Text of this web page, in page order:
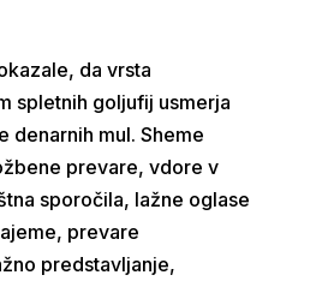
da vrsta
spletnih goljufij usmerja
denarnih mul. Sheme
prevare, vdore v
sporočila, lažne oglase
prevare
predstavljanje,